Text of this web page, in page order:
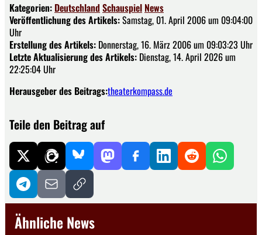
Kategorien: Deutschland Schauspiel News
Veröffentlichung des Artikels:Samstag, 01. April 2006 um 09:04:00
Uhr
Erstellung des Artikels: Donnerstag, 16. März 2006 um 09:03:23 Uhr
Letzte Aktualisierung des Artikels: Dienstag, 14. April 2026 um
22:25:04 Uhr
Herausgeber des Beitrags:theaterkompass.de
Teile den Beitrag auf
Ähnliche News